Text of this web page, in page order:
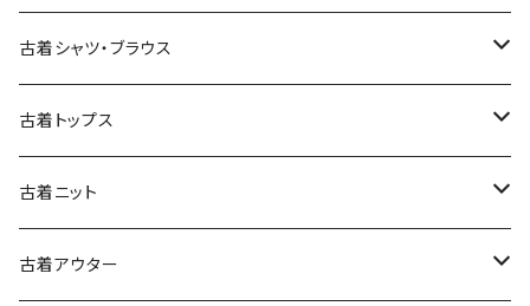
古着長袖ワンピース
古着半袖ワンピース
古着ノースリーブワンピース
古着キャミソールワンピース
古着シャツ・ブラウス
古着長袖シャツ・ブラウス
古着半袖シャツ・ブラウス
古着ノースリーブシャツ・ブラウス
古着トップス
古着スウェット&パーカー
古着スウェット
古着プルオーバー
古着ニット
古着セーター
古着アウター